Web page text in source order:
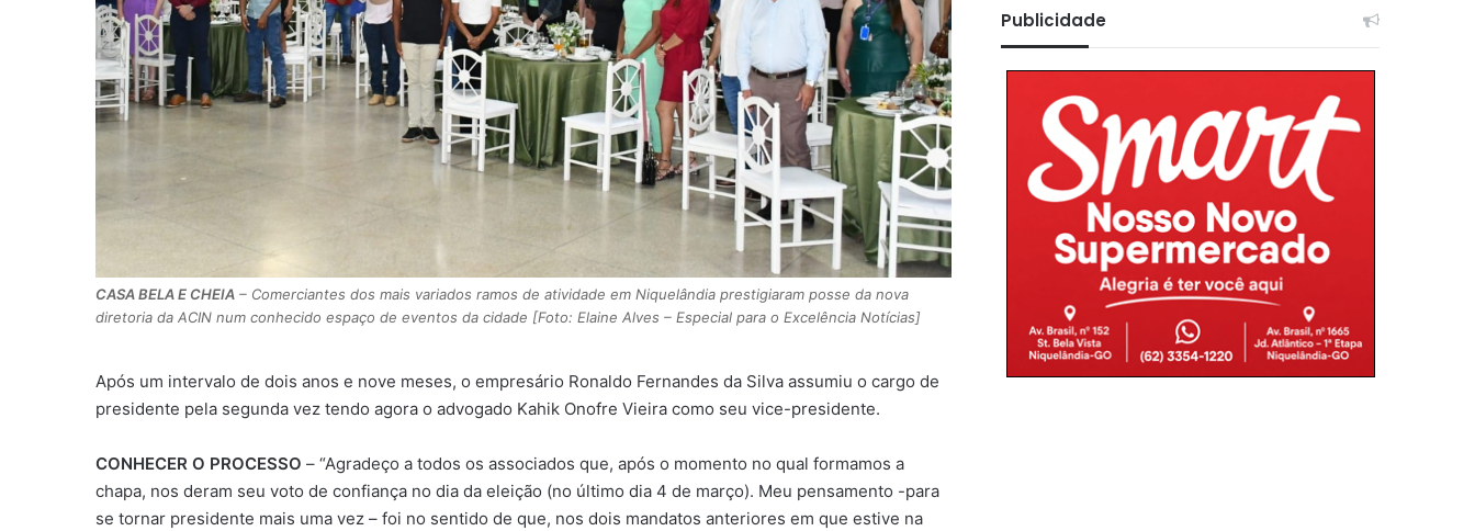
CASA BELA E CHEIA – Comerciantes dos mais variados ramos de atividade em Niquelândia prestigiaram posse da nova
diretoria da ACIN num conhecido espaço de eventos da cidade [Foto: Elaine Alves – Especial para o Excelência Notícias]
Após um intervalo de dois anos e nove meses, o empresário Ronaldo Fernandes da Silva assumiu o cargo de
presidente pela segunda vez tendo agora o advogado Kahik Onofre Vieira como seu vice-presidente.
CONHECER O PROCESSO – “Agradeço a todos os associados que, após o momento no qual formamos a
chapa, nos deram seu voto de confiança no dia da eleição (no último dia 4 de março). Meu pensamento -para
se tornar presidente mais uma vez – foi no sentido de que, nos dois mandatos anteriores em que estive na
Publicidade